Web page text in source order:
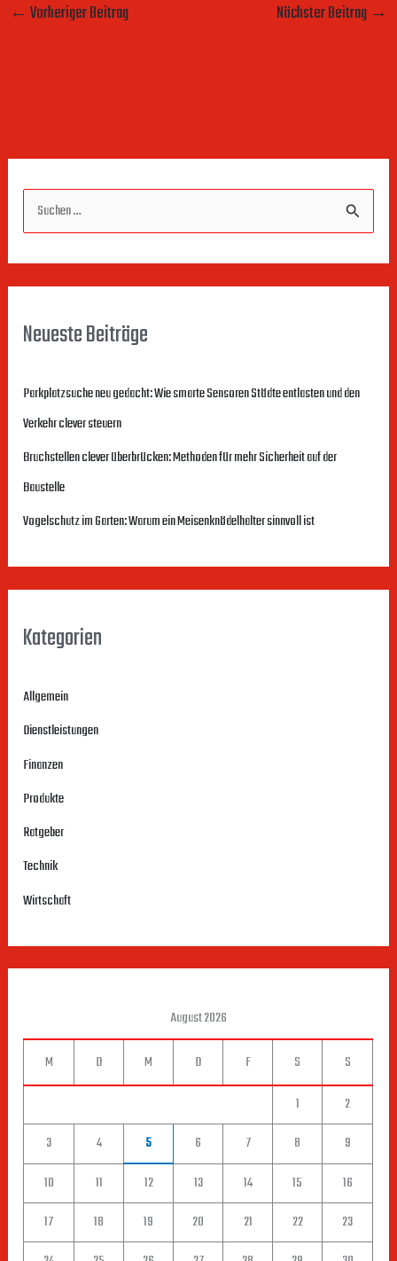
← Vorheriger Beitrag Nächster Beitrag →
e
n
a
c
h
:
Neueste Beiträge
Parkplatzsuche neu gedacht: Wie smarte Sensoren Städte entlasten und den
Verkehr clever steuern
Bruchstellen clever überbrücken: Methoden für mehr Sicherheit auf der
Baustelle
Vogelschutz im Garten: Warum ein Meisenknödelhalter sinnvoll ist
Kategorien
Allgemein
Dienstleistungen
Finanzen
Produkte
Ratgeber
Technik
Wirtschaft
August 2026
M D M D F S
S
1
2
3
4 5 6 7 8
9
10
11 12 13 14 15
16
17
18 19 20 21 22
23